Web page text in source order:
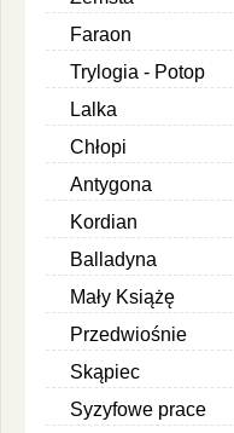
Faraon
Trylogia - Potop
Lalka
Chłopi
Antygona
Kordian
Balladyna
Mały Książę
Przedwiośnie
Skąpiec
Syzyfowe prace